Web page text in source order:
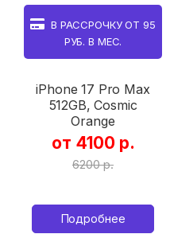
В РАССРОЧКУ ОТ 95
РУБ. В МЕС.
iPhone 17 Pro Max
512GB, Cosmic
Orange
от 4100 р.
6200 р.
Подробнее